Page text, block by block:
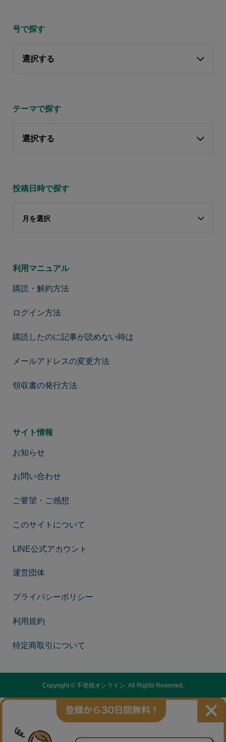
号で探す
選択する
テーマで探す
選択する
投稿日時で探す
月を選択
利用マニュアル
購読・解約方法
ログイン方法
購読したのに記事が読めない時は
メールアドレスの変更方法
領収書の発行方法
サイト情報
お知らせ
お問い合わせ
ご要望・ご感想
このサイトについて
LINE公式アカウント
運営団体
プライバシーポリシー
利用規約
特定商取引について
Copyright ©不登校オンライン. All Rights Reserved.